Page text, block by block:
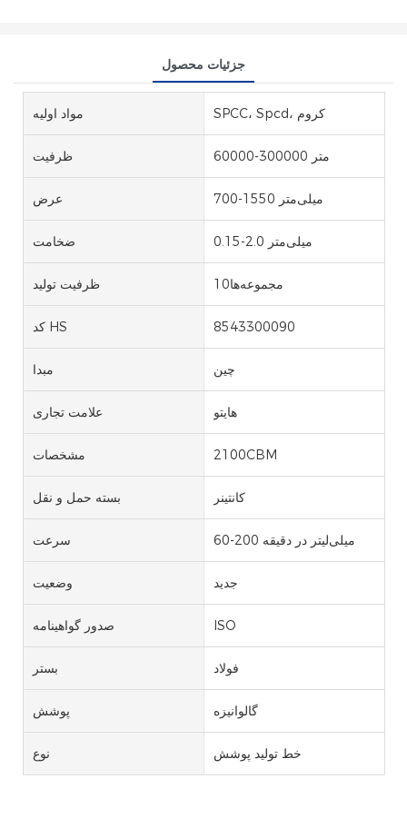
جزئیات محصول
مواد اولیه SPCC، Spcd، کروم
ظرفیت 60000-300000 متر
عرض 700-1550 میلی‌متر
ضخامت 0.15-2.0 میلی‌متر
ظرفیت تولید مجموعه‌ها10
کد HS 8543300090
مبدا چین
علامت تجاری هایتو
مشخصات 2100CBM
بسته حمل و نقل کانتینر
سرعت 60-200 میلی‌لیتر در دقیقه
وضعیت جدید
صدور گواهینامه ISO
بستر فولاد
پوشش گالوانیزه
نوع خط تولید پوشش